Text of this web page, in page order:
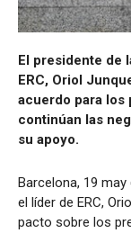
El presidente de
ERC, Oriol
acuerdo para los
continúan las
su apoyo.
Barcelona, 19 may
el líder de ERC,
pacto sobre los